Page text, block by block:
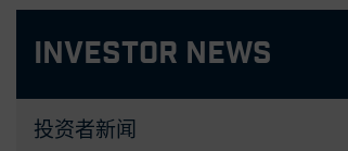
Investor News
投资者新闻